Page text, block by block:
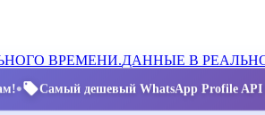
ВРЕМЕНИ.ДАННЫЕ В
• Самый дешевый WhatsApp Profile API